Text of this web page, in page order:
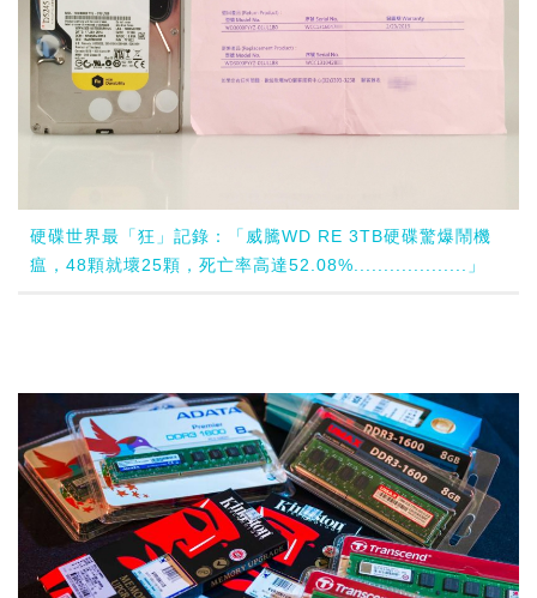
硬碟世界最「狂」記錄：「威騰WD RE 3TB硬碟驚爆鬧機
瘟，48顆就壞25顆，死亡率高達52.08%...................」